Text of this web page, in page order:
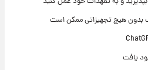
بدون هیچ تجهیزاتی ممکن است
یافت